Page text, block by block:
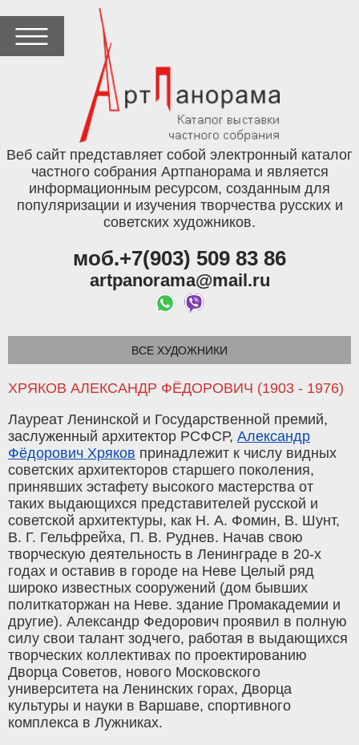
Веб сайт представляет собой электронный каталог
частного собрания Артпанорама и является
информационным ресурсом, созданным для
популяризации и изучения творчества русских и
советских художников.
моб.+7(903) 509 83 86
artpanorama@mail.ru
ВСЕ ХУДОЖНИКИ
ХРЯКОВ АЛЕКСАНДР ФЁДОРОВИЧ (1903 - 1976)
Лауреат Ленинской и Государственной премий,
заслуженный архитектор РСФСР, Александр
Фёдорович Хряков принадлежит к числу видных
советских архитекторов старшего поколения,
принявших эстафету высокого мастерства от
таких выдающихся представителей русской и
советской архитектуры, как Н. А. Фомин, В. Шунт,
В. Г. Гельфрейха, П. В. Руднев. Начав свою
творческую деятельность в Ленинграде в 20-х
годах и оставив в городе на Неве Целый ряд
широко известных сооружений (дом бывших
политкаторжан на Неве. здание Промакадемии и
другие). Александр Федорович проявил в полную
силу свои талант зодчего, работая в выдающихся
творческих коллективах по проектированию
Дворца Советов, нового Московского
университета на Ленинских горах, Дворца
культуры и науки в Варшаве, спортивного
комплекса в Лужниках.